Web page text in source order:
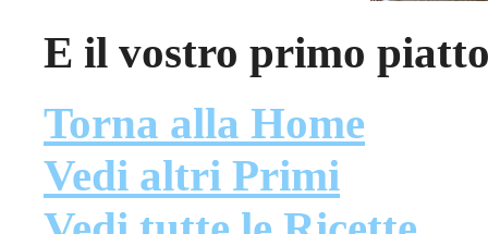
E il vostro primo
Torna alla Home
Vedi altri Primi